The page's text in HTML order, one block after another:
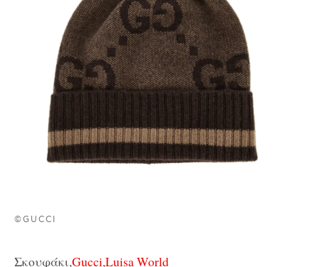
©GUCCI
Σκουφάκι,Gucci,Luisa World